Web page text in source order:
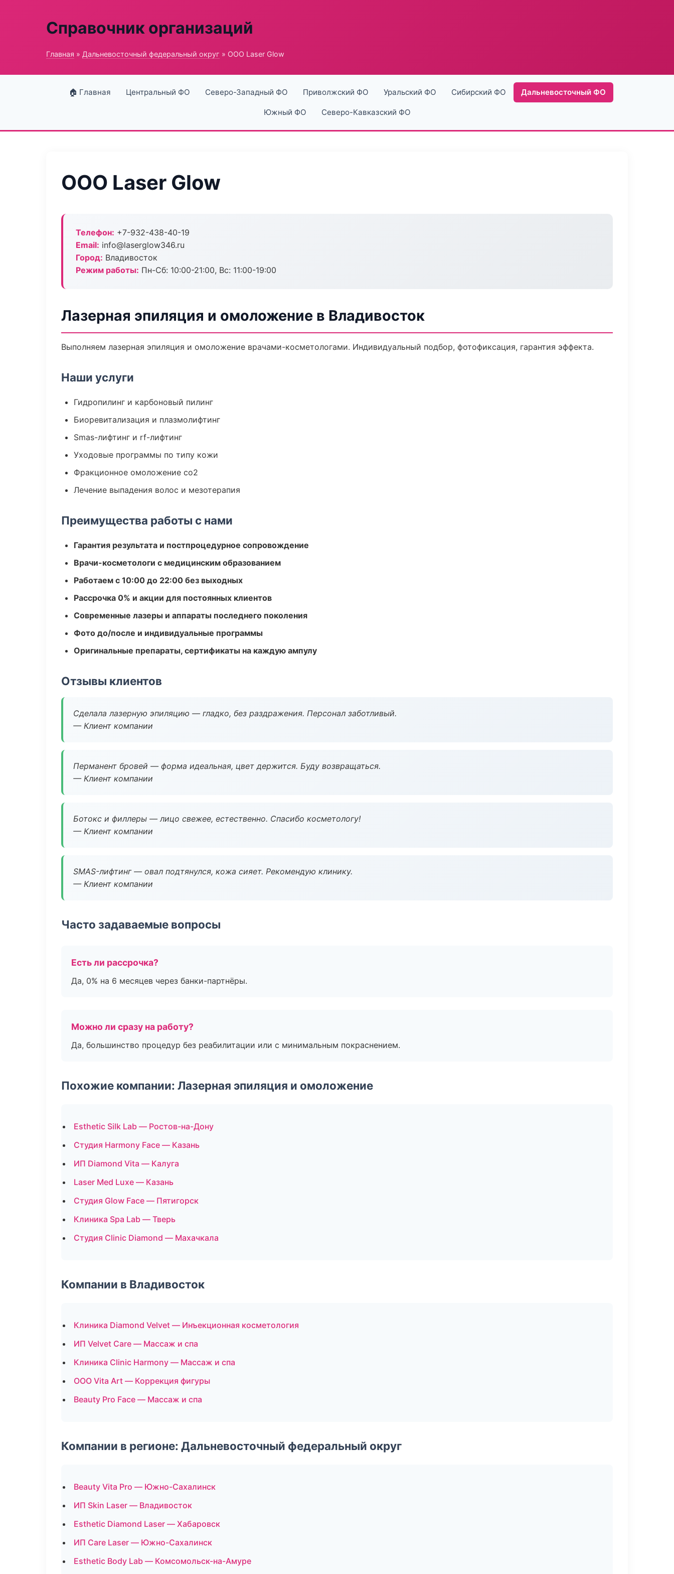
Справочник организаций
Главная » Дальневосточный федеральный округ » ООО Laser Glow
🏠 Главная Центральный ФО Северо-Западный ФО Приволжский ФО Уральский ФО Сибирский ФО Дальневосточный ФО
Южный ФО Северо-Кавказский ФО
ООО Laser Glow
Телефон: +7-932-438-40-19
Email: info@laserglow346.ru
Город: Владивосток
Режим работы: Пн-Сб: 10:00-21:00, Вс: 11:00-19:00
Лазерная эпиляция и омоложение в Владивосток
Выполняем лазерная эпиляция и омоложение врачами-косметологами. Индивидуальный подбор, фотофиксация, гарантия эффекта.
Наши услуги
Гидропилинг и карбоновый пилинг
Биоревитализация и плазмолифтинг
Smas-лифтинг и rf-лифтинг
Уходовые программы по типу кожи
Фракционное омоложение co2
Лечение выпадения волос и мезотерапия
Преимущества работы с нами
Гарантия результата и постпроцедурное сопровождение
Врачи-косметологи с медицинским образованием
Работаем с 10:00 до 22:00 без выходных
Рассрочка 0% и акции для постоянных клиентов
Современные лазеры и аппараты последнего поколения
Фото до/после и индивидуальные программы
Оригинальные препараты, сертификаты на каждую ампулу
Отзывы клиентов
Сделала лазерную эпиляцию — гладко, без раздражения. Персонал заботливый.
— Клиент компании
Перманент бровей — форма идеальная, цвет держится. Буду возвращаться.
— Клиент компании
Ботокс и филлеры — лицо свежее, естественно. Спасибо косметологу!
— Клиент компании
SMAS-лифтинг — овал подтянулся, кожа сияет. Рекомендую клинику.
— Клиент компании
Часто задаваемые вопросы
Есть ли рассрочка?
Да, 0% на 6 месяцев через банки-партнёры.
Можно ли сразу на работу?
Да, большинство процедур без реабилитации или с минимальным покраснением.
Похожие компании: Лазерная эпиляция и омоложение
Esthetic Silk Lab — Ростов-на-Дону
Студия Harmony Face — Казань
ИП Diamond Vita — Калуга
Laser Med Luxe — Казань
Студия Glow Face — Пятигорск
Клиника Spa Lab — Тверь
Студия Clinic Diamond — Махачкала
Компании в Владивосток
Клиника Diamond Velvet — Инъекционная косметология
ИП Velvet Care — Массаж и спа
Клиника Clinic Harmony — Массаж и спа
ООО Vita Art — Коррекция фигуры
Beauty Pro Face — Массаж и спа
Компании в регионе: Дальневосточный федеральный округ
Beauty Vita Pro — Южно-Сахалинск
ИП Skin Laser — Владивосток
Esthetic Diamond Laser — Хабаровск
ИП Care Laser — Южно-Сахалинск
Esthetic Body Lab — Комсомольск-на-Амуре